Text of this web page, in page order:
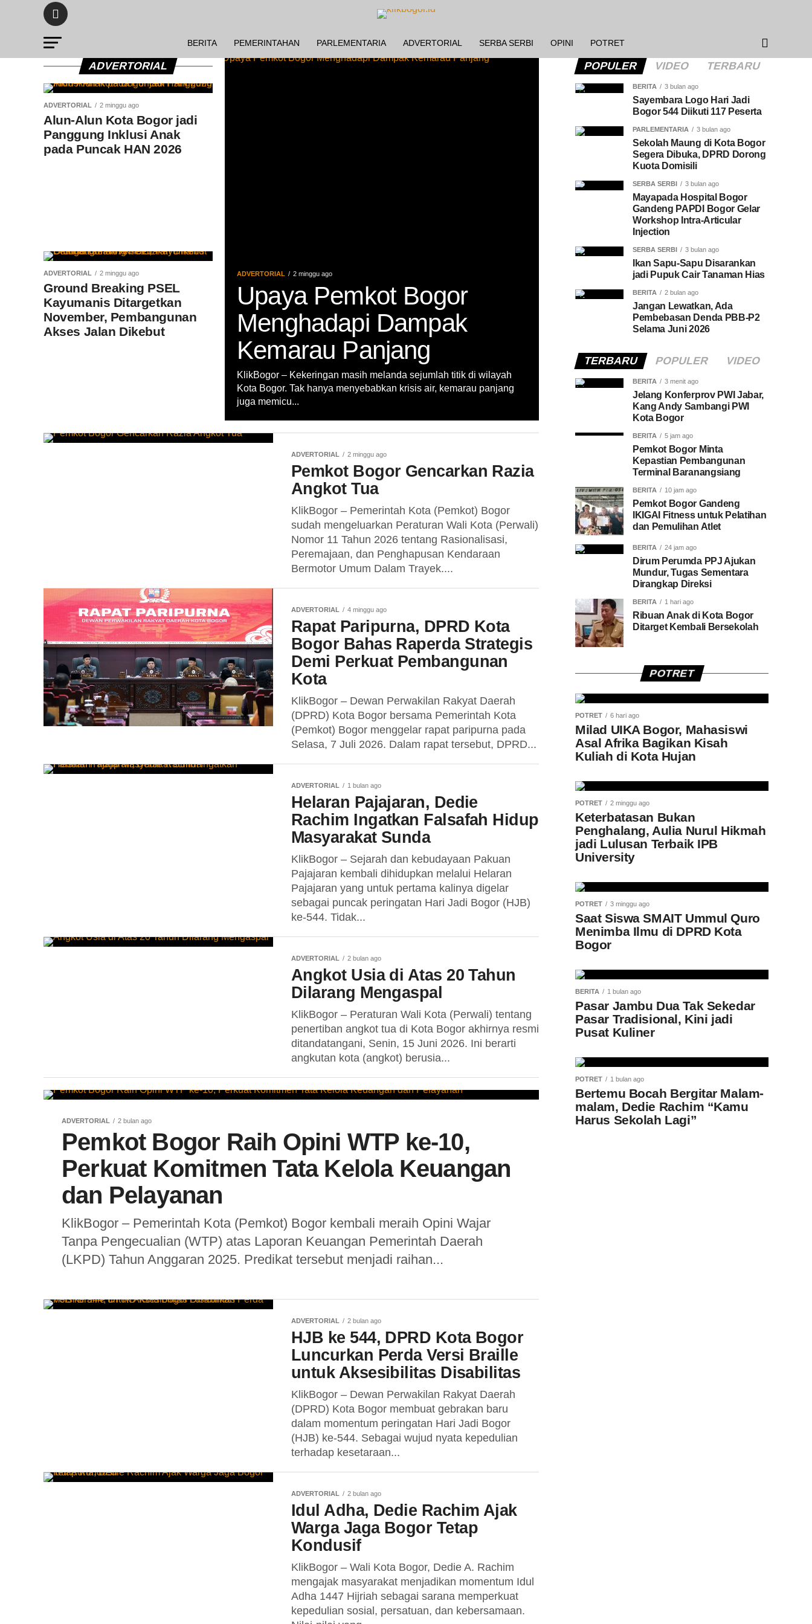
BERITA PEMERINTAHAN PARLEMENTARIA ADVERTORIAL SERBA SERBI OPINI POTRET
ADVERTORIAL 2 minggu ago
Upaya Pemkot Bogor
Menghadapi Dampak
Kemarau Panjang
KlikBogor – Kekeringan masih melanda sejumlah titik di wilayah
Kota Bogor. Tak hanya menyebabkan krisis air, kemarau panjang
juga memicu...
ADVERTORIAL
ADVERTORIAL 2 minggu ago
Alun-Alun Kota Bogor jadi
Panggung Inklusi Anak
pada Puncak HAN 2026
ADVERTORIAL 2 minggu ago
Ground Breaking PSEL
Kayumanis Ditargetkan
November, Pembangunan
Akses Jalan Dikebut
ADVERTORIAL 2 minggu ago
Pemkot Bogor Gencarkan Razia
Angkot Tua
KlikBogor – Pemerintah Kota (Pemkot) Bogor
sudah mengeluarkan Peraturan Wali Kota (Perwali)
Nomor 11 Tahun 2026 tentang Rasionalisasi,
Peremajaan, dan Penghapusan Kendaraan
Bermotor Umum Dalam Trayek....
ADVERTORIAL 4 minggu ago
Rapat Paripurna, DPRD Kota
Bogor Bahas Raperda Strategis
Demi Perkuat Pembangunan
Kota
KlikBogor – Dewan Perwakilan Rakyat Daerah
(DPRD) Kota Bogor bersama Pemerintah Kota
(Pemkot) Bogor menggelar rapat paripurna pada
Selasa, 7 Juli 2026. Dalam rapat tersebut, DPRD...
ADVERTORIAL 1 bulan ago
Helaran Pajajaran, Dedie
Rachim Ingatkan Falsafah Hidup
Masyarakat Sunda
KlikBogor – Sejarah dan kebudayaan Pakuan
Pajajaran kembali dihidupkan melalui Helaran
Pajajaran yang untuk pertama kalinya digelar
sebagai puncak peringatan Hari Jadi Bogor (HJB)
ke-544. Tidak...
ADVERTORIAL 2 bulan ago
Angkot Usia di Atas 20 Tahun
Dilarang Mengaspal
KlikBogor – Peraturan Wali Kota (Perwali) tentang
penertiban angkot tua di Kota Bogor akhirnya resmi
ditandatangani, Senin, 15 Juni 2026. Ini berarti
angkutan kota (angkot) berusia...
ADVERTORIAL 2 bulan ago
Pemkot Bogor Raih Opini WTP ke-10,
Perkuat Komitmen Tata Kelola Keuangan
dan Pelayanan
KlikBogor – Pemerintah Kota (Pemkot) Bogor kembali meraih Opini Wajar
Tanpa Pengecualian (WTP) atas Laporan Keuangan Pemerintah Daerah
(LKPD) Tahun Anggaran 2025. Predikat tersebut menjadi raihan...
ADVERTORIAL 2 bulan ago
HJB ke 544, DPRD Kota Bogor
Luncurkan Perda Versi Braille
untuk Aksesibilitas Disabilitas
KlikBogor – Dewan Perwakilan Rakyat Daerah
(DPRD) Kota Bogor membuat gebrakan baru
dalam momentum peringatan Hari Jadi Bogor
(HJB) ke-544. Sebagai wujud nyata kepedulian
terhadap kesetaraan...
ADVERTORIAL 2 bulan ago
Idul Adha, Dedie Rachim Ajak
Warga Jaga Bogor Tetap
Kondusif
KlikBogor – Wali Kota Bogor, Dedie A. Rachim
mengajak masyarakat menjadikan momentum Idul
Adha 1447 Hijriah sebagai sarana memperkuat
kepedulian sosial, persatuan, dan kebersamaan.
POPULER VIDEO TERBARU
BERITA 3 bulan ago
Sayembara Logo Hari Jadi
Bogor 544 Diikuti 117 Peserta
PARLEMENTARIA 3 bulan ago
Sekolah Maung di Kota Bogor
Segera Dibuka, DPRD Dorong
Kuota Domisili
SERBA SERBI 3 bulan ago
Mayapada Hospital Bogor
Gandeng PAPDI Bogor Gelar
Workshop Intra-Articular
Injection
SERBA SERBI 3 bulan ago
Ikan Sapu-Sapu Disarankan
jadi Pupuk Cair Tanaman Hias
BERITA 2 bulan ago
Jangan Lewatkan, Ada
Pembebasan Denda PBB-P2
Selama Juni 2026
TERBARU POPULER VIDEO
BERITA 3 menit ago
Jelang Konferprov PWI Jabar,
Kang Andy Sambangi PWI
Kota Bogor
BERITA 5 jam ago
Pemkot Bogor Minta
Kepastian Pembangunan
Terminal Baranangsiang
BERITA 10 jam ago
Pemkot Bogor Gandeng
IKIGAI Fitness untuk Pelatihan
dan Pemulihan Atlet
BERITA 24 jam ago
Dirum Perumda PPJ Ajukan
Mundur, Tugas Sementara
Dirangkap Direksi
BERITA 1 hari ago
Ribuan Anak di Kota Bogor
Ditarget Kembali Bersekolah
POTRET
POTRET 6 hari ago
Milad UIKA Bogor, Mahasiswi
Asal Afrika Bagikan Kisah
Kuliah di Kota Hujan
POTRET 2 minggu ago
Keterbatasan Bukan
Penghalang, Aulia Nurul Hikmah
jadi Lulusan Terbaik IPB
University
POTRET 3 minggu ago
Saat Siswa SMAIT Ummul Quro
Menimba Ilmu di DPRD Kota
Bogor
BERITA 1 bulan ago
Pasar Jambu Dua Tak Sekedar
Pasar Tradisional, Kini jadi
Pusat Kuliner
POTRET 1 bulan ago
Bertemu Bocah Bergitar Malam-
malam, Dedie Rachim “Kamu
Harus Sekolah Lagi”